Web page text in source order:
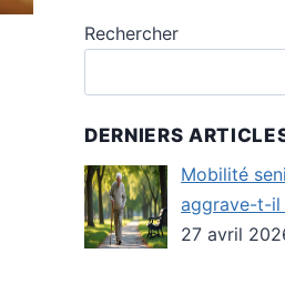
Rechercher
DERNIERS
Mobilité
aggrave-t-il
27 avril